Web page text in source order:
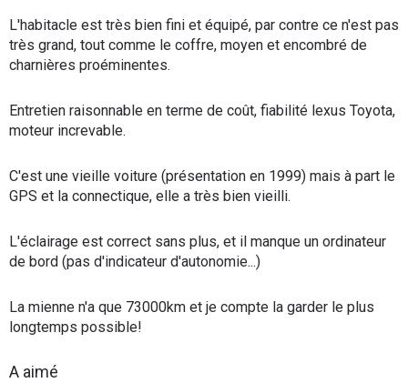
L'habitacle est très bien fini et équipé, par contre ce n'est pas
très grand, tout comme le coffre, moyen et encombré de
charnières proéminentes.
Entretien raisonnable en terme de coût, fiabilité lexus Toyota,
moteur increvable.
C'est une vieille voiture (présentation en 1999) mais à part le
GPS et la connectique, elle a très bien vieilli.
L'éclairage est correct sans plus, et il manque un ordinateur
de bord (pas d'indicateur d'autonomie...)
La mienne n'a que 73000km et je compte la garder le plus
longtemps possible!
A aimé